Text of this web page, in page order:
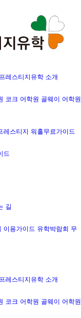
프레스티지유학 소개
코크 어학원 골웨이 어학원
레스티지 워홀무료가이드
드
길
이용가이드 유학박람회 무
프레스티지유학 소개
코크 어학원 골웨이 어학원